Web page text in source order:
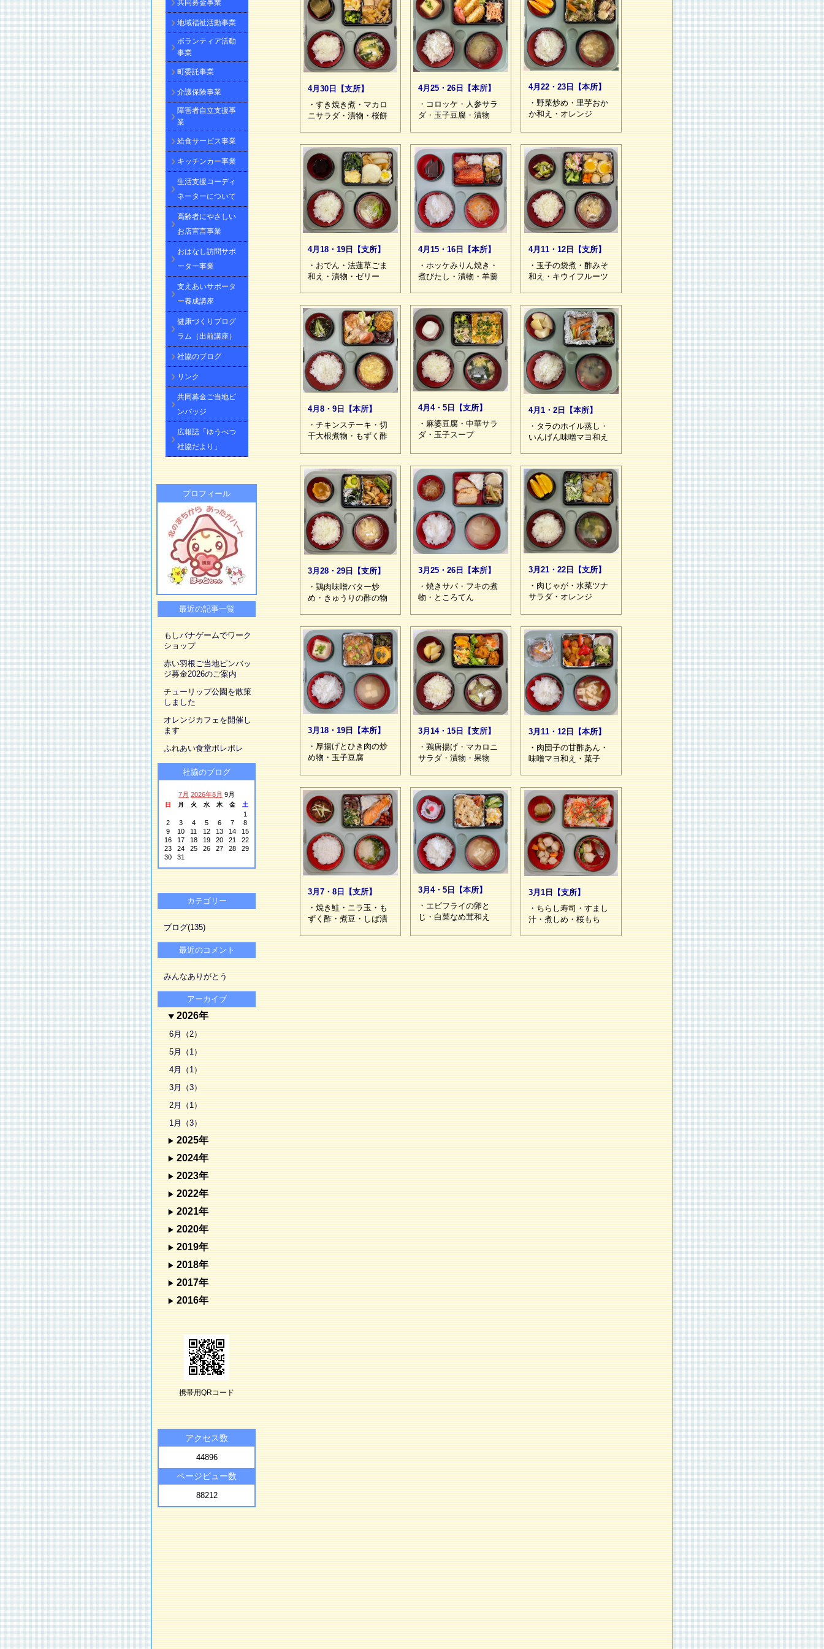
4月30日【支所】
・すき焼き煮・マカロ
ニサラダ・漬物・桜餅
4月25・26日【本所】
・コロッケ・人参サラ
ダ・玉子豆腐・漬物
4月22・23日【本所】
・野菜炒め・里芋おか
か和え・オレンジ
4月18・19日【支所】
・おでん・法蓮草ごま
和え・漬物・ゼリー
4月15・16日【本所】
・ホッケみりん焼き・
煮びたし・漬物・羊羹
4月11・12日【支所】
・玉子の袋煮・酢みそ
和え・キウイフルーツ
4月8・9日【本所】
・チキンステーキ・切
干大根煮物・もずく酢
4月4・5日【支所】
・麻婆豆腐・中華サラ
ダ・玉子スープ
4月1・2日【本所】
・タラのホイル蒸し・
いんげん味噌マヨ和え
3月28・29日【支所】
・鶏肉味噌バター炒
め・きゅうりの酢の物
3月25・26日【本所】
・焼きサバ・フキの煮
物・ところてん
3月21・22日【支所】
・肉じゃが・水菜ツナ
サラダ・オレンジ
3月18・19日【本所】
・厚揚げとひき肉の炒
め物・玉子豆腐
3月14・15日【支所】
・鶏唐揚げ・マカロニ
サラダ・漬物・果物
3月11・12日【本所】
・肉団子の甘酢あん・
味噌マヨ和え・菓子
3月7・8日【支所】
・焼き鮭・ニラ玉・も
ずく酢・煮豆・しば漬
3月4・5日【本所】
・エビフライの卵と
じ・白菜なめ茸和え
3月1日【支所】
・ちらし寿司・すまし
汁・煮しめ・桜もち
共同募金事業
地域福祉活動事業
ボランティア活動
事業
町委託事業
介護保険事業
障害者自立支援事
業
給食サービス事業
キッチンカー事業
生活支援コーディ
ネーターについて
高齢者にやさしい
お店宣言事業
おはなし訪問サポ
ーター事業
支えあいサポータ
ー養成講座
健康づくりプログ
ラム（出前講座）
社協のブログ
リンク
共同募金ご当地ピ
ンバッジ
広報誌「ゆうべつ
社協だより」
プロフィール
最近の記事一覧
もしバナゲームでワーク
ショップ
赤い羽根ご当地ピンバッ
ジ募金2026のご案内
チューリップ公園を散策
しました
オレンジカフェを開催し
ます
ふれあい食堂ポレポレ
社協のブログ
7月 2026年8月 9月
日 月 火 水 木 金 土
1
2
3 4 5 6 7
8
9
10 11 12 13 14
15
16
17 18 19 20 21
22
23
24 25 26 27 28
29
30
31
カテゴリー
ブログ(135)
最近のコメント
みんなありがとう
アーカイブ
2026年
6月（2）
5月（1）
4月（1）
3月（3）
2月（1）
1月（3）
2025年
2024年
2023年
2022年
2021年
2020年
2019年
2018年
2017年
2016年
携帯用QRコード
アクセス数
44896
ページビュー数
88212